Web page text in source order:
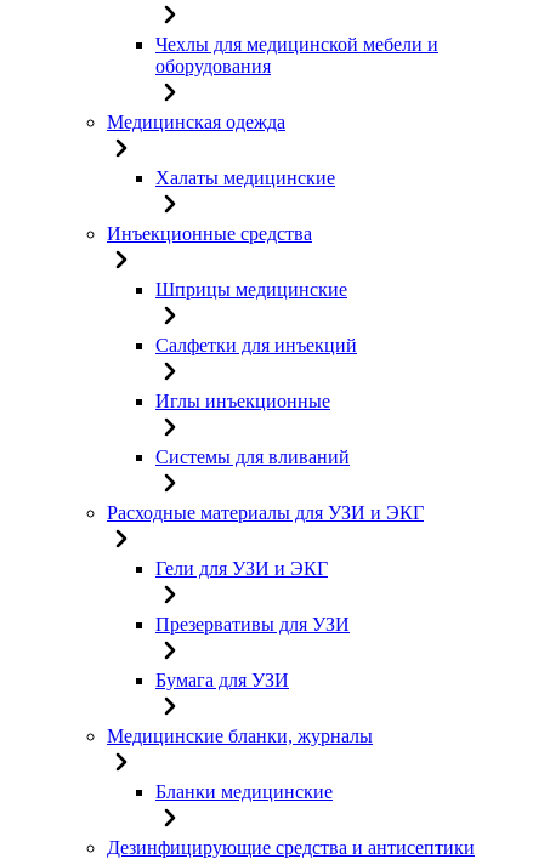
Чехлы для медицинской мебели и
оборудования
Медицинская одежда
Халаты медицинские
Инъекционные средства
Шприцы медицинские
Салфетки для инъекций
Иглы инъекционные
Системы для вливаний
Расходные материалы для УЗИ и ЭКГ
Гели для УЗИ и ЭКГ
Презервативы для УЗИ
Бумага для УЗИ
Медицинские бланки, журналы
Бланки медицинские
Дезинфицирующие средства и антисептики